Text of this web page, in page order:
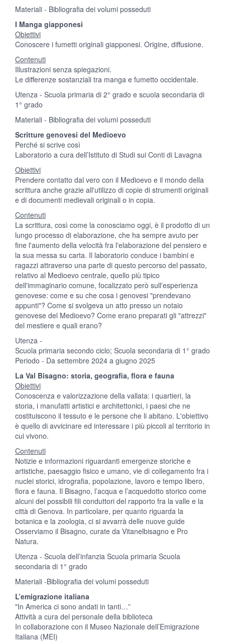
Materiali - Bibliografia dei volumi posseduti
I Manga giapponesi
Obiettivi
Conoscere i fumetti originali giapponesi. Origine, diffusione.
Contenuti
Illustrazioni senza spiegazioni.
Le differenze sostanziali tra manga e fumetto occidentale.
Utenza - Scuola primaria di 2° grado e scuola secondaria di
1° grado
Materiali - Bibliografia dei volumi posseduti
Scritture genovesi del Medioevo
Perché si scrive così
Laboratorio a cura dell’Istituto di Studi sui Conti di Lavagna
Obiettivi
Prendere contatto dal vero con il Medioevo e il mondo della
scrittura anche grazie all'utilizzo di copie di strumenti originali
e di documenti medievali originali o in copia.
Contenuti
La scrittura, così come la conosciamo oggi, è il prodotto di un
lungo processo di elaborazione, che ha sempre avuto per
fine l'aumento della velocità fra l'elaborazione del pensiero e
la sua messa su carta. Il laboratorio conduce i bambini e
ragazzi attraverso una parte di questo percorso del passato,
relativo al Medioevo centrale, quello più tipico
dell'immaginario comune, focalizzato però sull'esperienza
genovese: come e su che cosa i genovesi "prendevano
appunti"? Come si svolgeva un atto presso un notaio
genovese del Medioevo? Come erano preparati gli "attrezzi"
del mestiere e quali erano?
Utenza -
Scuola primaria secondo ciclo; Scuola secondaria di 1° grado
Periodo - Da settembre 2024 a giugno 2025
La Val Bisagno: storia, geografia, flora e fauna
Obiettivi
Conoscenza e valorizzazione della vallata: i quartieri, la
storia, i manufatti artistici e architettonici, i paesi che ne
costituiscono il tessuto e le persone che li abitano. L'obiettivo
è quello di avvicinare ed interessare i più piccoli al territorio in
cui vivono.
Contenuti
Notizie e informazioni riguardanti emergenze storiche e
artistiche, paesaggio fisico e umano, vie di collegamento fra i
nuclei storici, idrografia, popolazione, lavoro e tempo libero,
flora e fauna. Il Bisagno, l’acqua e l’acquedotto storico come
alcuni dei possibili fili conduttori del rapporto fra la valle e la
città di Genova. In particolare, per quanto riguarda la
botanica e la zoologia, ci si avvarrà delle nuove guide
Osserviamo il Bisagno, curate da Vitanelbisagno e Pro
Natura.
Utenza - Scuola dell’infanzia Scuola primaria Scuola
secondaria di 1° grado
Materiali -Bibliografia dei volumi posseduti
L’emigrazione italiana
"In America ci sono andati in tanti…”
Attività a cura del personale della biblioteca
In collaborazione con il Museo Nazionale dell’Emigrazione
Italiana (MEI)